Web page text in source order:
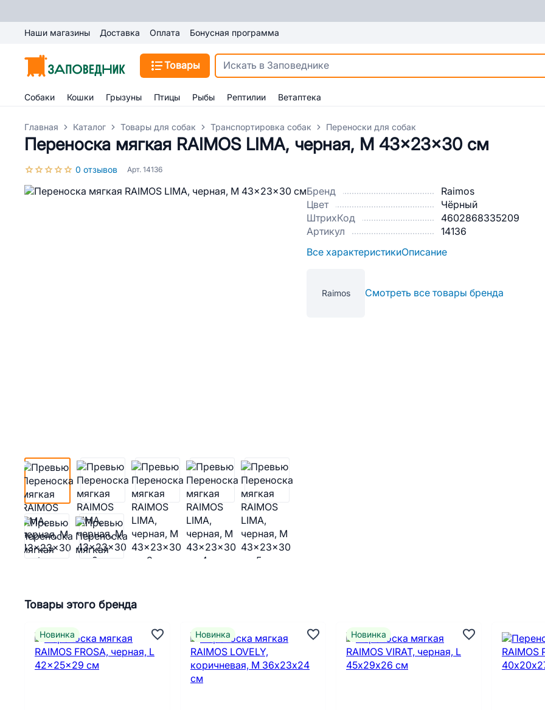
Наши магазины Доставка Оплата Бонусная программа
Товары
Собаки Кошки Грызуны Птицы Рыбы Рептилии Ветаптека
Главная Каталог Товары для собак Транспортировка собак Переноски для собак
Переноска мягкая RAIMOS LIMA, черная, M 43x23x30 см
0 отзывов Арт. 14136
Бренд
Raimos
Цвет
Чёрный
ШтрихКод
4602868335209
Артикул
14136
Все характеристикиОписание
Raimos Смотреть все товары бренда
Товары этого бренда
Новинка Новинка Новинка